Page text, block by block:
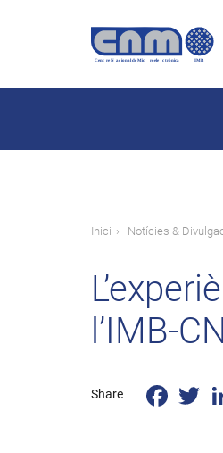
Fil
Inici Notícies &
l’IMB-
Share